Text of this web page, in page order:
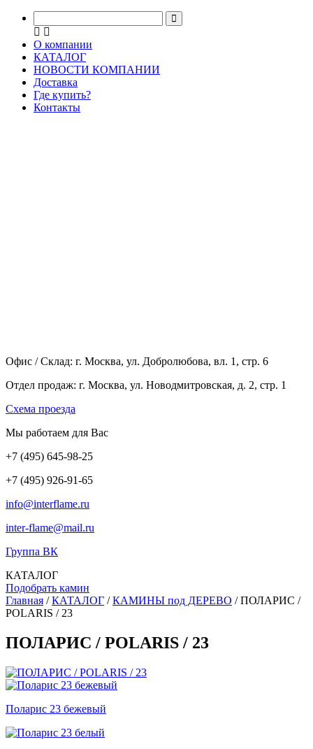
О компании
КАТАЛОГ
НОВОСТИ КОМПАНИИ
Доставка
Где купить?
Контакты
Офис / Склад: г. Москва, ул. Добролюбова, вл. 1, стр. 6
Отдел продаж: г. Москва, ул. Новодмитровская, д. 2, стр. 1
Cхема проезда
Мы работаем для Вас
+7 (495) 645-98-25
+7 (495) 926-91-65
info@interflame.ru
inter-flame@mail.ru
Группа ВК
КАТАЛОГ
Подобрать камин
Главная / КАТАЛОГ / КАМИНЫ под ДЕРЕВО /ПОЛАРИС /
POLARIS / 23
ПОЛАРИС / POLARIS / 23
Поларис 23 бежевый